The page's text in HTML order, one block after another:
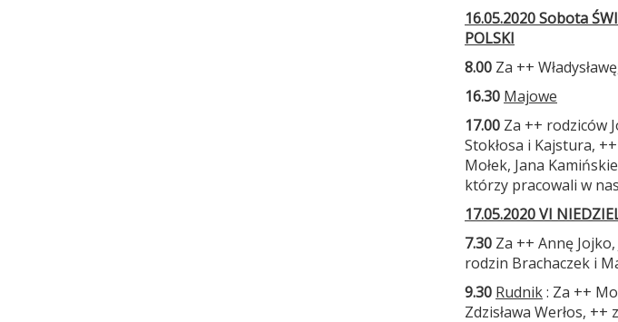
16.05.2020 Sobota
POLSKI
8.00 Za ++
16.30 Majowe
17.00 Za ++ rodziców
Stokłosa i Kajstura,
Mołek, Jana
którzy pracowali w
17.05.2020 VI
7.30 Za ++ Annę
rodzin Brachaczek i
9.30 Rudnik: Za ++
Zdzisława Werłos,